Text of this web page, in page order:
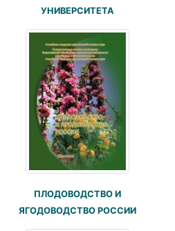
УНИВЕРСИТЕТА
ПЛОДОВОДСТВО И
ЯГОДОВОДСТВО РОССИИ